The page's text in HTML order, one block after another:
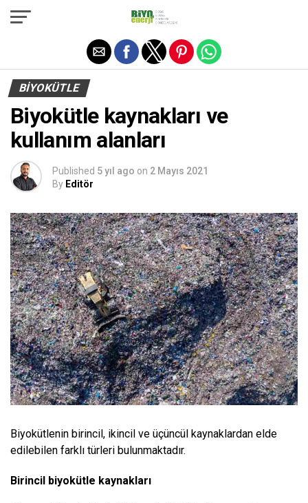
BIYOKÜTLE
Biyokütle kaynakları ve
kullanım alanları
Published 5 yıl ago on 2 Mayıs 2021
By Editör
Biyokütlenin birincil, ikincil ve üçüncül kaynaklardan elde
edilebilen farklı türleri bulunmaktadır.
Birincil biyokütle kaynakları
Exit mobile version